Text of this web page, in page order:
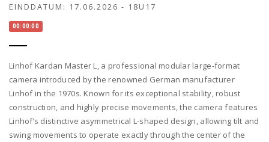
EINDDATUM: 17.06.2026 - 18U17
00:00:00
Linhof Kardan Master L, a professional modular large-format
camera introduced by the renowned German manufacturer
Linhof in the 1970s. Known for its exceptional stability, robust
construction, and highly precise movements, the camera features
Linhof’s distinctive asymmetrical L-shaped design, allowing tilt and
swing movements to operate exactly through the center of the